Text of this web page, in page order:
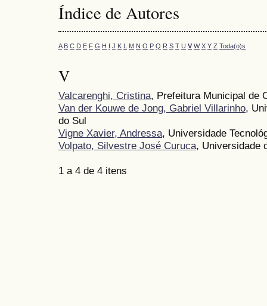
Índice de Autores
A B C D E F G H I J K L M N O P Q R S T U V W X Y Z Toda(o)s
V
Valcarenghi, Cristina, Prefeitura Municipal de
Van der Kouwe de Jong, Gabriel Villarinho,
do Sul
Vigne Xavier, Andressa, Universidade
Volpato, Silvestre José Curuca, Universidade
1 a 4 de 4 itens